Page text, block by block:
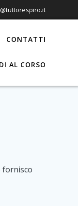
CONTATTI
AL CORSO
fornisco